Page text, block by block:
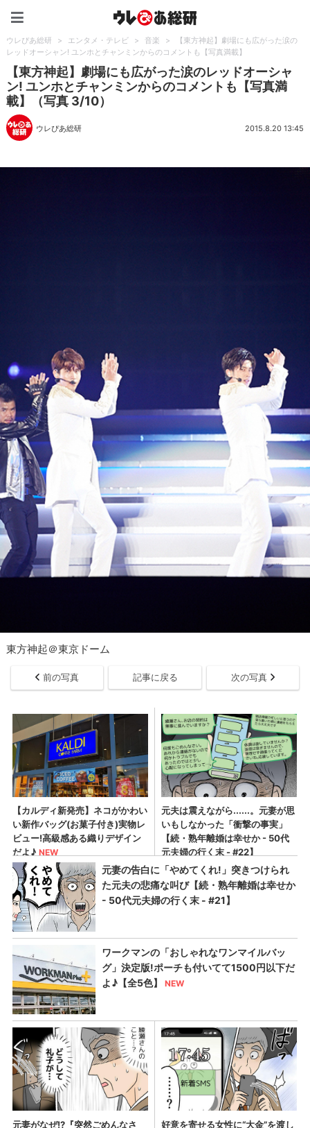
ウレぴあ総研 > エンタメ・テレビ > 音楽 >
【東方神起】劇場にも広がった涙の
レッドオーシャン! ユンホとチャンミンからのコメントも【写真満載】
【東方神起】劇場にも広がった涙のレッドオーシャ
ン! ユンホとチャンミンからのコメントも【写真満
載】（写真 3/10）
ウレぴあ総研 2015.8.20 13:45
東方神起＠東京ドーム
前の写真 記事に戻る 次の写真